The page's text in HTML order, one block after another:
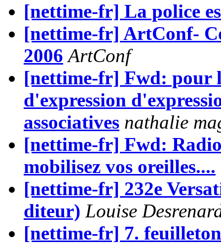
[nettime-fr] La police
[nettime-fr] ArtConf-
2006 ArtConf
[nettime-fr] Fwd: pour
d'expression
associatives nathalie
[nettime-fr] Fwd:
mobilisez vos oreilles....
[nettime-fr] 232e
diteur) Louise
[nettime-fr] 7.